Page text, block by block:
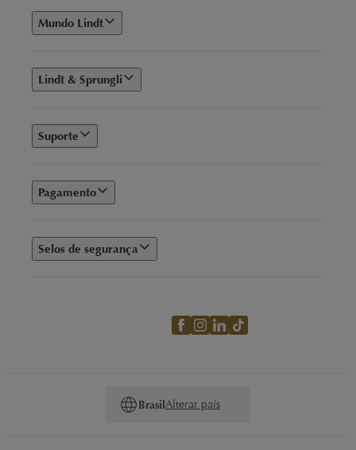
Mundo Lindt
Lindt & Sprungli
Suporte
Pagamento
Selos de segurança
BrasilAlterar país